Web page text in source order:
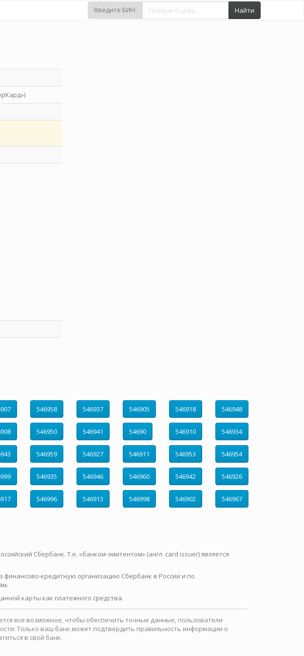
Введите БИН: Найти
546958 546937 546905 546918 546948
546950 546941 54690 546910 546934
546959 546927 546911 546953 546954
546935 546946 546960 546942 546926
546996 546913 546998 546902 546967
Сбербанк. Т.е. «банком-эмитентом» (англ. card issuer) является
кредитную организацию Сбербанк в России и по
карты как платежного средства.
все возможное, чтобы обеспечить точные данные, пользователи
Только ваш банк может подтвердить правильность информации о
в свой банк.